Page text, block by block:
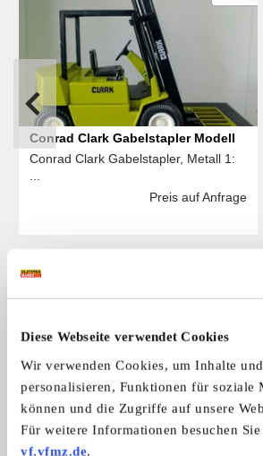
Diese Webseite verwendet Cookies
Wir verwenden Cookies, um Inhalte
personalisieren, Funktionen für soziale
können und die Zugriffe auf unsere
Für weitere Informationen besuchen
vf.vfmz.de.
Conrad Clark Gabelstapler Modell
Conrad Clark Gabelstapler, Metall 1:
Preis auf Anfrage
Das könnte Sie auch
1